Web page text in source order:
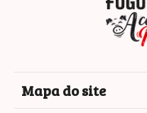
Mapa do site